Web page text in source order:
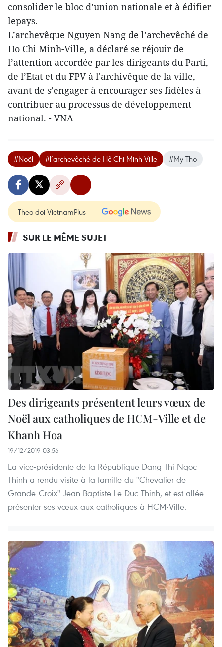
consolider le bloc d’union nationale et à édifier
lepays.
L’archevêque Nguyen Nang de l’archevêché de
Ho Chi Minh-Ville, a déclaré se réjouir de
l’attention accordée par les dirigeants du Parti,
de l’Etat et du FPV à l'archivêque de la ville,
avant de s’engager à encourager ses fidèles à
contribuer au processus de développement
national. - VNA
#Noël #l’archevêché de Hô Chi Minh-Ville #My Tho
Theo dõi VietnamPlus
SUR LE MÊME SUJET
Des dirigeants présentent leurs vœux de
Noël aux catholiques de HCM-Ville et de
Khanh Hoa
19/12/2019 03:56
La vice-présidente de la République Dang Thi Ngoc
Thinh a rendu visite à la famille du "Chevalier de
Grande-Croix" Jean Baptiste Le Duc Thinh, et est allée
présenter ses vœux aux catholiques à HCM-Ville.